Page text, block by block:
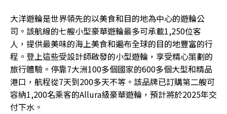
大洋遊輪是世界領先的以美食和目的地為中心的遊輪公
司。該航線的七艘小型豪華遊輪最多可承載1,250位客
人，提供最美味的海上美食和遍布全球的目的地豐富的行
程。登上這些受設計師啟發的小型遊輪，享受精心策劃的
旅行體驗。停靠7大洲100多個國家的600多個大型和精品
港口，航程從7天到200多天不等。該品牌已訂購第二艘可
容納1,200名乘客的Allura級豪華遊輪，預計將於2025年交
付下水。